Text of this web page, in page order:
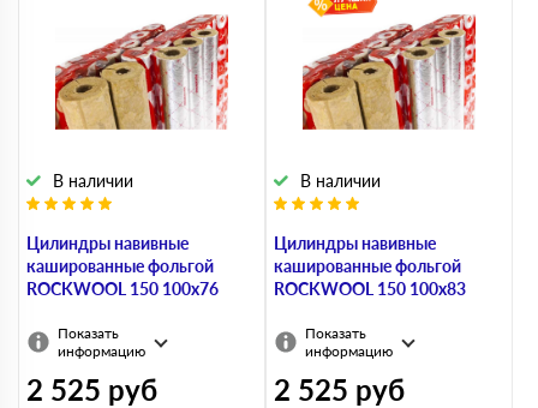
Цилиндры навивные
кашированные фольгой
ROCKWOOL 150 100х76
В наличии
Показать
информацию
2 525 руб
Цилиндры навивные
кашированные фольгой
ROCKWOOL 150 100х83
В наличии
Показать
информацию
2 525 руб